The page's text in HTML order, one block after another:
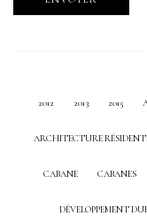
2012 2013 2015
ARCHITECTURE
CABANE CABANES
DÉVELOPPEMENT